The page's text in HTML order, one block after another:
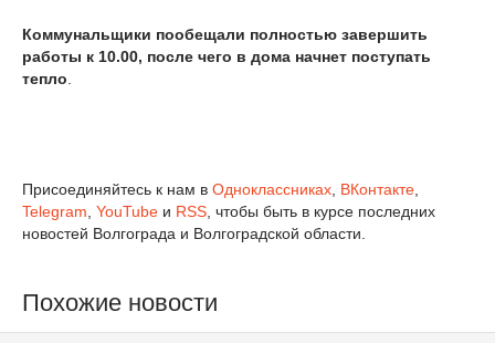
Коммунальщики пообещали полностью завершить
работы к 10.00, после чего в дома начнет поступать
тепло
Присоединяйтесь к нам в Одноклассниках ВКонтакте
Telegram YouTube и RSS , чтобы быть в курсе последних
новостей Волгограда и Волгоградской области.
Похожие новости